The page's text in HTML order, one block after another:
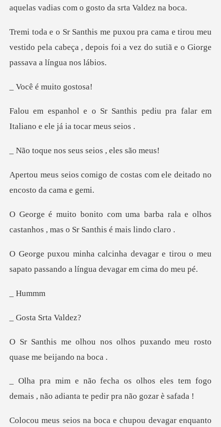
aquelas vadia
tirou meu
vestido pela cabeça , depois foi a vez
é muito
is pediu pra falar em
Italiano
os seus seios ,
de costas com ele deitado
barba rala e olhos
castanhos , ma
gar e tirou o meu
sapato passando a
Hum
a Srta
olhos puxando meu rosto
os eles tem fogo
demais , não adian
ou devagar enquanto